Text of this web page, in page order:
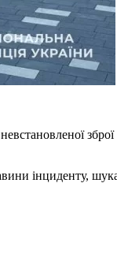
інциденту,